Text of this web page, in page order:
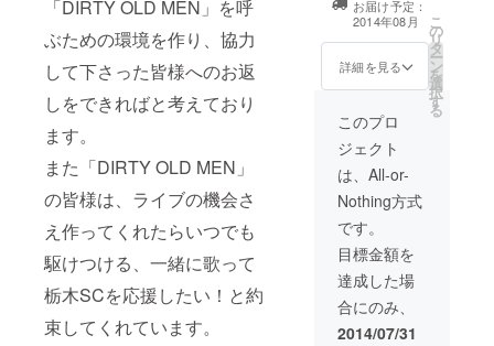
「DIRTY OLD MEN」を呼
ぶための環境を作り、協力
して下さった皆様へのお返
しをできればと考えており
ます。
また「DIRTY OLD MEN」
の皆様は、ライブの機会さ
え作ってくれたらいつでも
駆けつける、一緒に歌って
栃木SCを応援したい！と約
束してくれています。
ライブ終了後に
ステージの上で
記念撮影！ ※8月
17日当日
お届け予定：
2014年08月
詳細を見る
こ
の
リ
タ
ー
ン
を
選
択
す
る
このプロ
ジェクト
は、All-or-
Nothing方式
です。
目標金額を
達成した場
合にのみ、
2014/07/31